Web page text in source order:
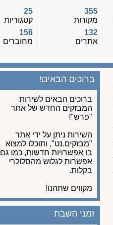
355
מקורות
132
אתרים
25
קטגוריות
156
מחוברים
ברוכים הבאים!
ברוכים הבאים לשירות
המבזקים החדש של אתר
"פרש"!
השירות ניתן על ידי אתר
"מבזקים.נט", ותוכלו למצוא
בו אפשרויות חדשות, כמו גם
אפשרות לגלוש מהסלולרי
בקלות.
מקווים שתהנו!
זמני השבת